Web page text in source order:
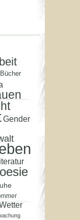
Bücher
Gender